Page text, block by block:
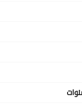
ممتازة